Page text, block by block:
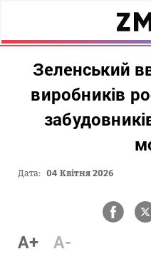
Зеленський
виробників
Дата: 04 Квітня 2026
A+ A-